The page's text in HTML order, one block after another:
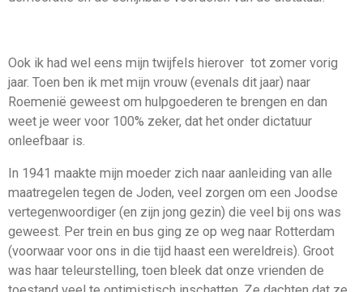
Ook ik had wel eens mijn twijfels hierover tot zomer vorig
jaar. Toen ben ik met mijn vrouw (evenals dit jaar) naar
Roemenië geweest om hulpgoederen te brengen en dan
weet je weer voor 100% zeker, dat het onder dictatuur
onleefbaar is.
In 1941 maakte mijn moeder zich naar aanleiding van alle
maatregelen tegen de Joden, veel zorgen om een Joodse
vertegenwoordiger (en zijn jong gezin) die veel bij ons was
geweest. Per trein en bus ging ze op weg naar Rotterdam
(voorwaar voor ons in die tijd haast een wereldreis). Groot
was haar teleurstelling, toen bleek dat onze vrienden de